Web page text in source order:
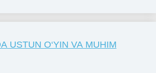
USTUN O‘YIN VA MUHIM